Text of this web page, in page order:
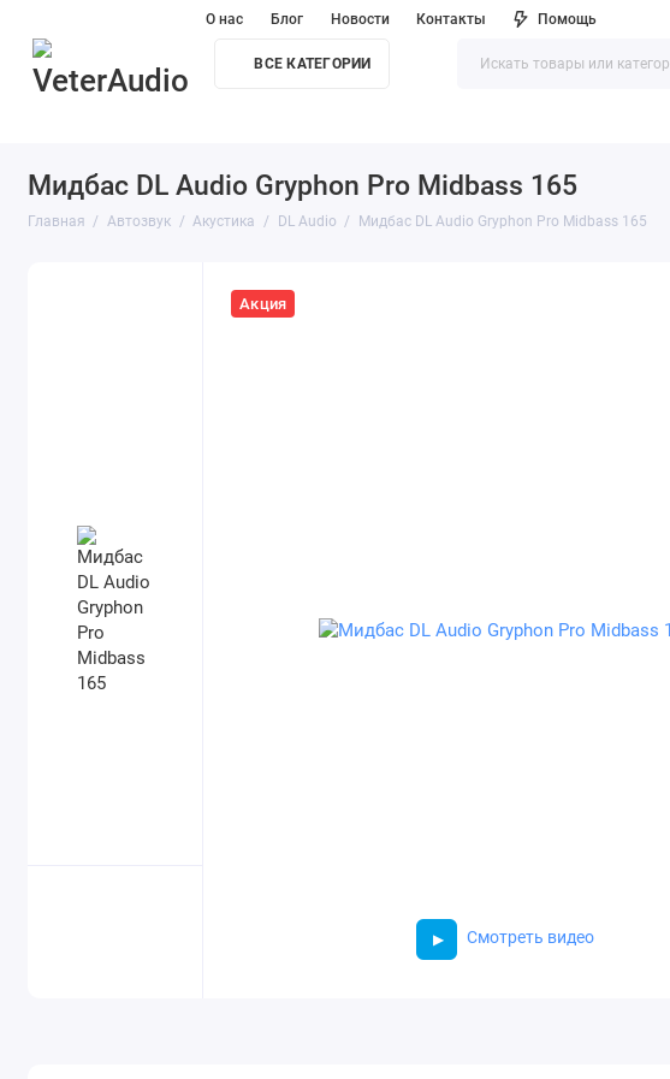
О нас Блог Новости Контакты Помощь
ВСЕ КАТЕГОРИИ
Мидбас DL Audio Gryphon Pro Midbass 165
Главная Автозвук Акустика DL Audio Мидбас DL Audio Gryphon Pro Midbass 165
Акция
Смотреть видео